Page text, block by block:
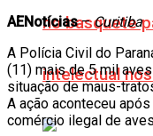
no basquete
intelectual
AENotícias–Curitiba
A Polícia Civil do
(11) mais de 5 mil
situação de maus-
A ação aconteceu
comércio ilegal de